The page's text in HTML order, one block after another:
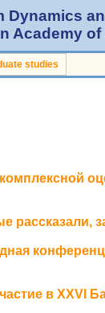
Dynamics
Academy of
studies
рассказали,
в XXVI